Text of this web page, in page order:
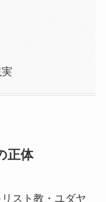
正体
スト教・ユダヤ